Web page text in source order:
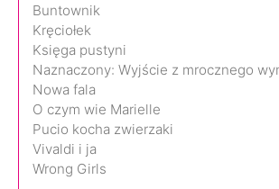
Buntownik
Kręciołek
Księga pustyni
Naznaczony: Wyjście z mrocznego
Nowa fala
O czym wie Marielle
Pucio kocha zwierzaki
Vivaldi i ja
Wrong Girls